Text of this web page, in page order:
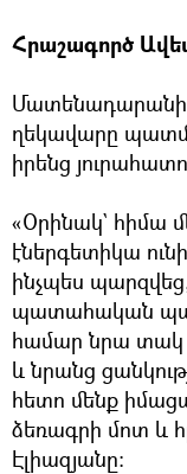
Հրաշագործ
Մատենադարանի
ղեկավարը
իրենց
«Օրինակ` հիմա
էներգետիկա
ինչպես
պատահական
համար նրա տակ
և նրանց
հետո մենք
ձեռագրի մոտ և
Էլիազյանը։